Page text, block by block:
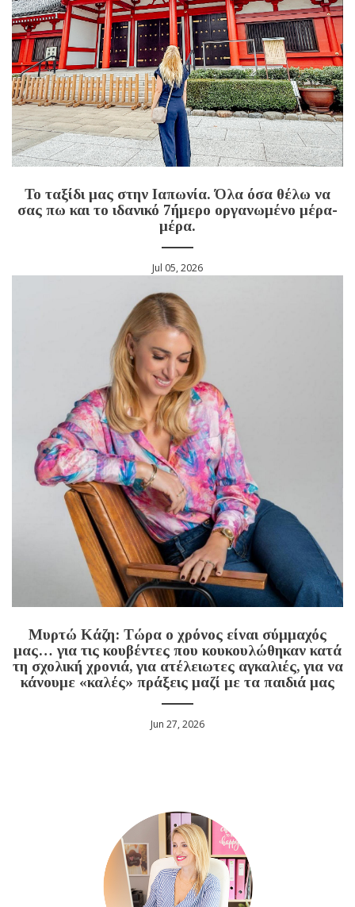
Το ταξίδι μας στην Ιαπωνία. Όλα όσα θέλω να
σας πω και το ιδανικό 7ήμερο οργανωμένο μέρα-
μέρα.
Jul 05, 2026
Μυρτώ Κάζη: Τώρα ο χρόνος είναι σύμμαχός
μας… για τις κουβέντες που κουκουλώθηκαν κατά
τη σχολική χρονιά, για ατέλειωτες αγκαλιές, για να
κάνουμε «καλές» πράξεις μαζί με τα παιδιά μας
Jun 27, 2026